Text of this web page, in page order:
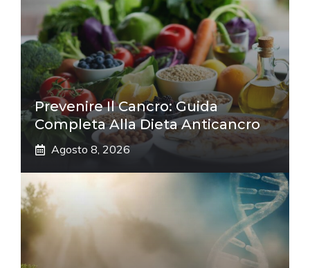
Prevenire Il Cancro: Guida
Completa Alla Dieta Anticancro
Agosto 8, 2026